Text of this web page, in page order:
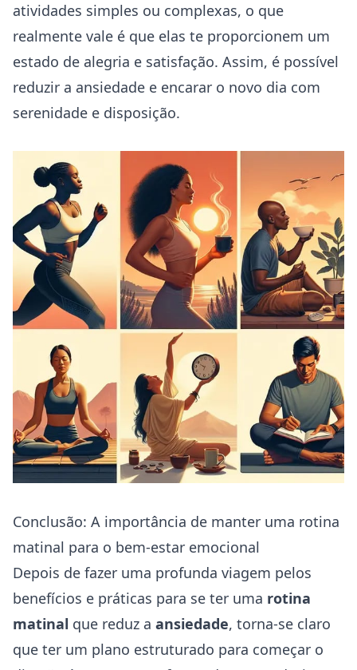
atividades simples ou complexas, o que
realmente vale é que elas te proporcionem um
estado de alegria e satisfação. Assim, é possível
reduzir a ansiedade e encarar o novo dia com
serenidade e disposição.
Conclusão: A importância de manter uma rotina
matinal para o bem-estar emocional
Depois de fazer uma profunda viagem pelos
benefícios e práticas para se ter uma rotina
matinal que reduz a ansiedade, torna-se claro
que ter um plano estruturado para começar o